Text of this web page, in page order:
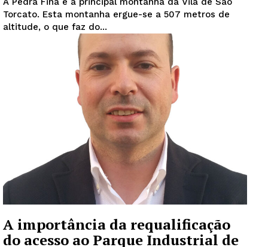
Torcato. Esta montanha ergue-se a 507 metros de
altitude, o que faz do...
A importância da requalificação
do acesso ao Parque Industrial de